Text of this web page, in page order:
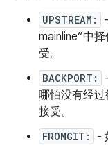
UPSTREAM:
mainline”中
受。
BACKPORT:
哪怕没有经
接受。
FROMGIT:
-